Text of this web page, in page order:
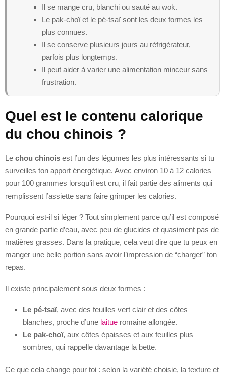
Il se mange cru, blanchi ou sauté au wok.
Le pak-choï et le pé-tsaï sont les deux formes les
plus connues.
Il se conserve plusieurs jours au réfrigérateur,
parfois plus longtemps.
Il peut aider à varier une alimentation minceur sans
frustration.
Quel est le contenu calorique
du chou chinois ?
Le chou chinois est l’un des légumes les plus intéressants si tu
surveilles ton apport énergétique. Avec environ 10 à 12 calories
pour 100 grammes lorsqu’il est cru, il fait partie des aliments qui
remplissent l’assiette sans faire grimper les calories.
Pourquoi est-il si léger ? Tout simplement parce qu’il est composé
en grande partie d’eau, avec peu de glucides et quasiment pas de
matières grasses. Dans la pratique, cela veut dire que tu peux en
manger une belle portion sans avoir l’impression de “charger” ton
repas.
Il existe principalement sous deux formes :
Le pé-tsaï, avec des feuilles vert clair et des côtes
blanches, proche d’une laitue romaine allongée.
Le pak-choï, aux côtes épaisses et aux feuilles plus
sombres, qui rappelle davantage la bette.
Ce que cela change pour toi : selon la variété choisie, la texture et